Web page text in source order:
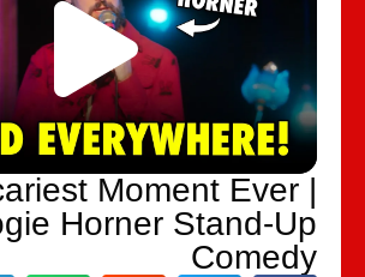
Scariest Moment Ever
Doogie Horner Stand-